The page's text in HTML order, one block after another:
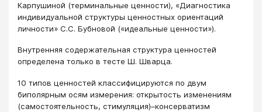
Карпушиной (терминальные ценности), «Диагностика
индивидуальной структуры ценностных ориентаций
личности» С.С. Бубновой («идеальные ценности»).
Внутренняя содержательная структура ценностей
определена только в тесте Ш. Шварца.
10 типов ценностей классифицируются по двум
биполярным осям измерения: открытость изменениям
(самостоятельность, стимуляция)–консерватизм